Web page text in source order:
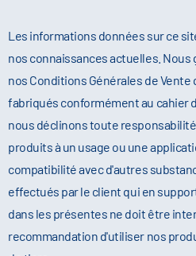
Les informations données sur ce
nos connaissances actuelles. Nous
nos Conditions Générales de
fabriqués conformément au cahier
nous déclinons toute
produits à un usage ou une
compatibilité avec d'autres
effectués par le client qui en
dans les présentes ne doit être
recommandation d'utiliser nos